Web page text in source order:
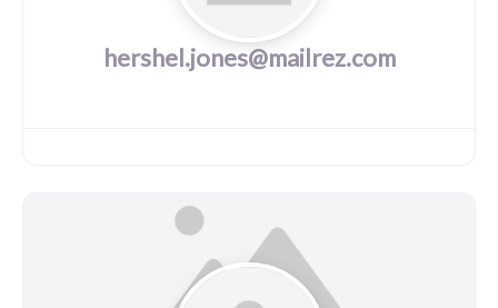
hershel.jones@mailrez.com